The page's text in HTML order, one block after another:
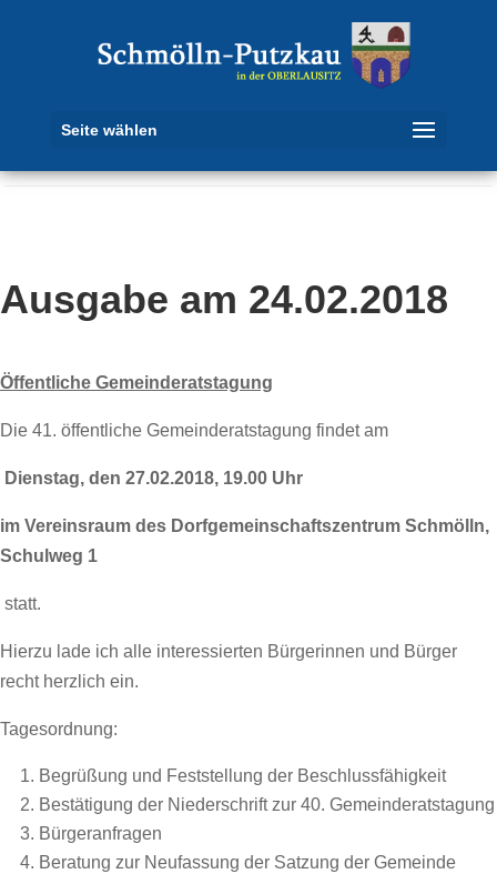
Seite wählen
Ausgabe am 24.02.2018
Öffentliche Gemeinderatstagung
Die 41. öffentliche Gemeinderatstagung findet am
Dienstag, den 27.02.2018, 19.00 Uhr
im Vereinsraum des Dorfgemeinschaftszentrum Schmölln,
Schulweg 1
statt.
Hierzu lade ich alle interessierten Bürgerinnen und Bürger
recht herzlich ein.
Tagesordnung:
Begrüßung und Feststellung der Beschlussfähigkeit
Bestätigung der Niederschrift zur 40. Gemeinderatstagung
Bürgeranfragen
Beratung zur Neufassung der Satzung der Gemeinde